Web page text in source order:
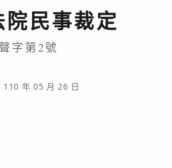
民事裁定
字第2號
110 年 05 月 26 日